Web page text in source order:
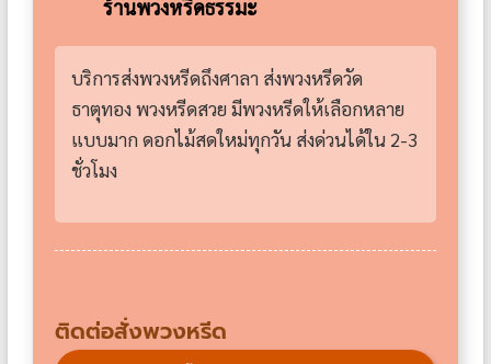
ร้านพวงหรีดธรรมะ
บริการส่งพวงหรีดถึงศาลา ส่งพวงหรีดวัด
ธาตุทอง พวงหรีดสวย มีพวงหรีดให้เลือกหลาย
แบบมาก ดอกไม้สดใหม่ทุกวัน ส่งด่วนได้ใน 2-3
ชั่วโมง
ติดต่อสั่งพวงหรีด